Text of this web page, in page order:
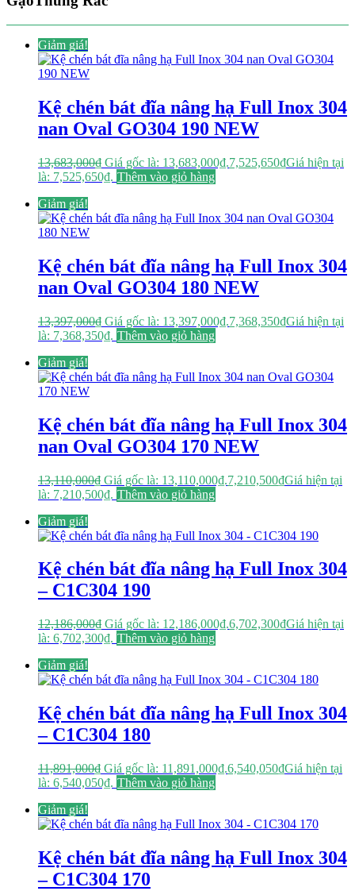
Giảm giá!
Kệ chén bát đĩa nâng hạ Full Inox 304
nan Oval GO304 190 NEW
13,683,000₫ Giá gốc là: 13,683,000₫.7,525,650₫Giá hiện tại
là: 7,525,650₫. Thêm vào giỏ hàng
Giảm giá!
Kệ chén bát đĩa nâng hạ Full Inox 304
nan Oval GO304 180 NEW
13,397,000₫ Giá gốc là: 13,397,000₫.7,368,350₫Giá hiện tại
là: 7,368,350₫. Thêm vào giỏ hàng
Giảm giá!
Kệ chén bát đĩa nâng hạ Full Inox 304
nan Oval GO304 170 NEW
13,110,000₫ Giá gốc là: 13,110,000₫.7,210,500₫Giá hiện tại
là: 7,210,500₫. Thêm vào giỏ hàng
Giảm giá!
Kệ chén bát đĩa nâng hạ Full Inox 304
– C1C304 190
12,186,000₫ Giá gốc là: 12,186,000₫.6,702,300₫Giá hiện tại
là: 6,702,300₫. Thêm vào giỏ hàng
Giảm giá!
Kệ chén bát đĩa nâng hạ Full Inox 304
– C1C304 180
11,891,000₫ Giá gốc là: 11,891,000₫.6,540,050₫Giá hiện tại
là: 6,540,050₫. Thêm vào giỏ hàng
Giảm giá!
Kệ chén bát đĩa nâng hạ Full Inox 304
– C1C304 170